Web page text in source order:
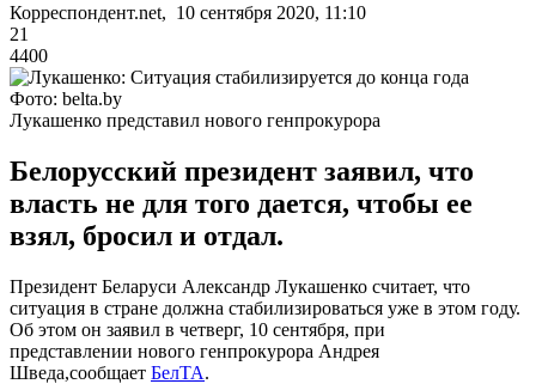
Корреспондент.net, 10 сентября 2020, 11:10
21
4400
Фото: belta.by
Лукашенко представил нового генпрокурора
Белорусский президент заявил, что
власть не для того дается, чтобы ее
взял, бросил и отдал.
Президент Беларуси Александр Лукашенко считает, что
ситуация в стране должна стабилизироваться уже в этом году.
Об этом он заявил в четверг, 10 сентября, при
представлении нового генпрокурора Андрея
Шведа,сообщает БелТА.